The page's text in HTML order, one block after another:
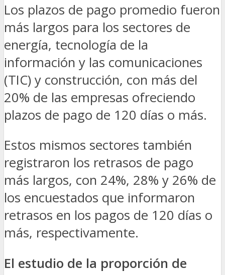
Los plazos de pago promedio fueron
más largos para los sectores de
energía, tecnología de la
información y las comunicaciones
(TIC) y construcción, con más del
20% de las empresas ofreciendo
plazos de pago de 120 días o más.
Estos mismos sectores también
registraron los retrasos de pago
más largos, con 24%, 28% y 26% de
los encuestados que informaron
retrasos en los pagos de 120 días o
más, respectivamente.
El estudio de la proporción de